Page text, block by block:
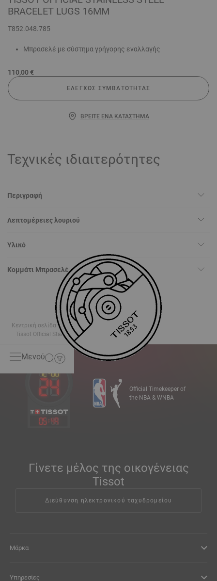
BRACELET LUGS 16MM
T852.048.785
Μπρασελέ με σύστημα γρήγορης εναλλαγής
110,00 €
ΈΛΕΓΧΟΣ ΣΥΜΒΑΤΌΤΗΤΑΣ
ΒΡΕΊΤΕ ΈΝΑ ΚΑΤΆΣΤΗΜΑ
Τεχνικές ιδιαιτερότητες
Περιγραφή
Λεπτομέρειες λουριού
Υλικό
Κομμάτι Μπρασελέ
Κεντρική σελίδα
ΜΠΡΑΣΕΛΕ
Tissot Official Stainless Steel Bracelet Lugs 16mm
Μενού
05:49
Official Timekeeper of
the NBA & WNBA
Γίνετε μέλος της οικογένειας
Tissot
Διεύθυνση ηλεκτρονικού ταχυδρομείου
Μάρκα
Υπηρεσίες